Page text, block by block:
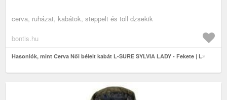
cerva, ruházat, kabátok, steppelt és toll dzsekik
bontis.hu
Hasonlók, mint Cerva Női bélelt kabát L-SURE SYLVIA LADY - Fekete | L